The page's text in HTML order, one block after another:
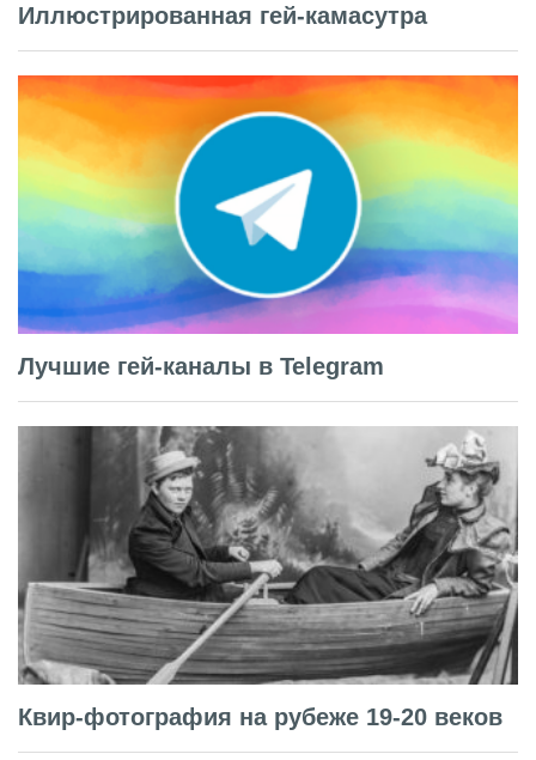
Иллюстрированная гей-камасутра
Лучшие гей-каналы в Telegram
Квир-фотография на рубеже 19-20 веков